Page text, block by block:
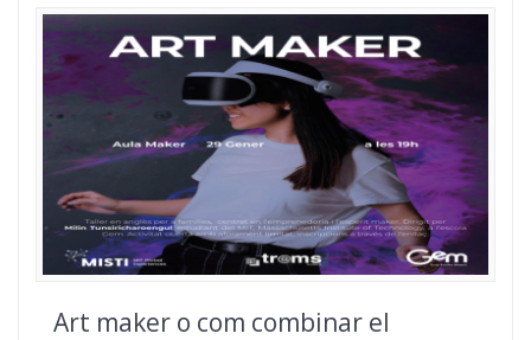
Art maker o com combinar el